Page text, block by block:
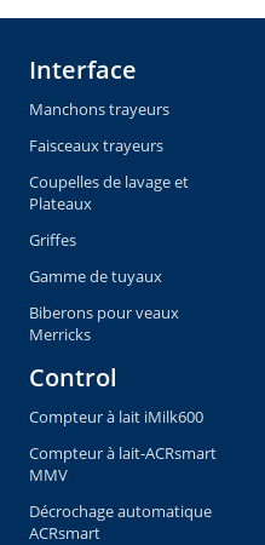
Interface
Manchons trayeurs
Faisceaux trayeurs
Coupelles de lavage et
Plateaux
Griffes
Gamme de tuyaux
Biberons pour veaux
Merricks
Control
Compteur à lait iMilk600
Compteur à lait-ACRsmart
MMV
Décrochage automatique
ACRsmart